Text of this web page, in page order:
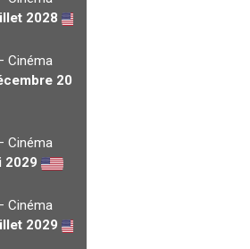
2028
Cinéma
2028
Cinéma
2029
Cinéma
2029